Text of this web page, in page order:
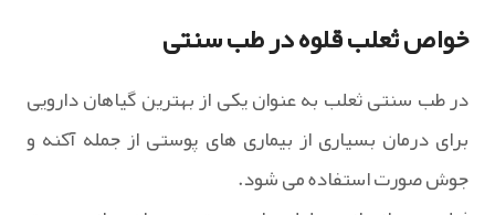
خواص ثعلب قلوه در طب سنتی
در طب سنتی ثعلب به عنوان یکی از بهترین گیاهان دارویی
برای درمان بسیاری از بیماری های پوستی از جمله آکنه و
جوش صورت استفاده می شود.